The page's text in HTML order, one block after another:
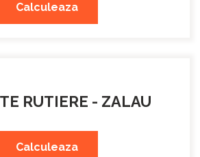
Calculeaza
RUTIERE - ZALAU
Calculeaza